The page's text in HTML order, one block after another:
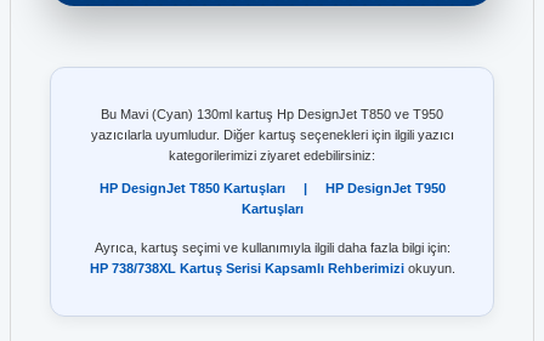
Bu Mavi (Cyan) 130ml kartuş Hp DesignJet T850 ve T950
yazıcılarla uyumludur. Diğer kartuş seçenekleri için ilgili yazıcı
kategorilerimizi ziyaret edebilirsiniz:
HP DesignJet T850 Kartuşları |
HP DesignJet T950
Kartuşları
Ayrıca, kartuş seçimi ve kullanımıyla ilgili daha fazla bilgi için:
HP 738/738XL Kartuş Serisi Kapsamlı Rehberimiziokuyun.